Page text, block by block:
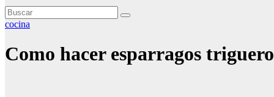
cocina
Como hacer esparragos